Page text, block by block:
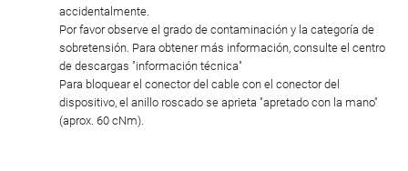
accidentalmente.
Por favor observe el grado de contaminación y la categoría de
sobretensión. Para obtener más información, consulte el centro
de descargas "información técnica"
Para bloquear el conector del cable con el conector del
dispositivo, el anillo roscado se aprieta "apretado con la mano"
(aprox. 60 cNm).